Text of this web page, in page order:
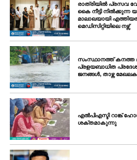
രാത്രിയിൽ പ്രസവ
കൈ നീട്ടി നിൽക്കുന്ന
മാലാഖയായി
മെഡിസിറ്റിയിലെ നഴ്സ്
സംസ്ഥാനത്ത് കനത്ത
പ്രളയബാധിത
ജനങ്ങൾ, താഴ്ന്ന
എൽപിഎസ്ടി റാങ്ക്
ശക്തമാകുന്നു